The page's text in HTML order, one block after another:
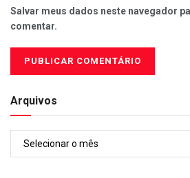
Salvar meus dados neste navegador
comentar.
Arquivos